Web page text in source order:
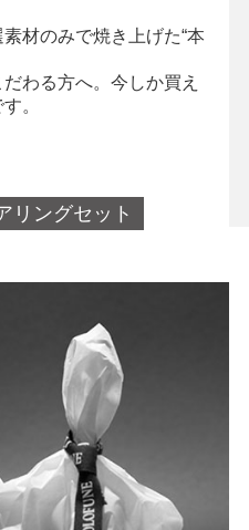
材のみで焼き上げた“本
わる方へ。今しか買え
。
リングセット